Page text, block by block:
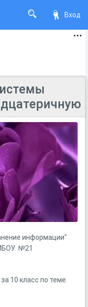
Вход
информации"
№21
10 класс по теме